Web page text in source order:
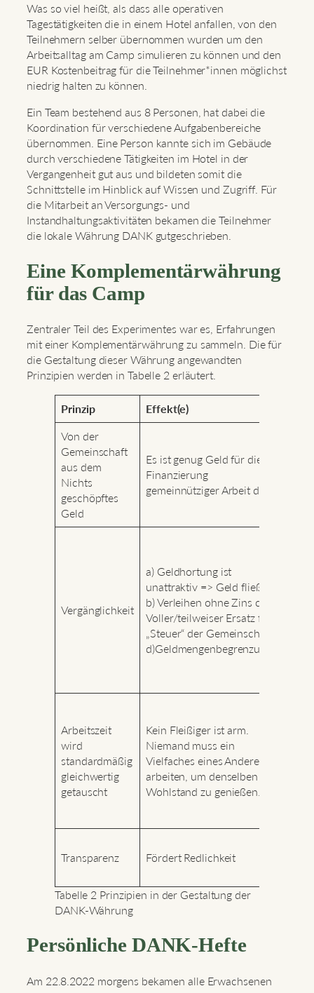
Was so viel heißt, als dass alle operativen
Tagestätigkeiten die in einem Hotel anfallen, von den
Teilnehmern selber übernommen wurden um den
Arbeitsalltag am Camp simulieren zu können und den
EUR Kostenbeitrag für die Teilnehmer*innen möglichst
niedrig halten zu können.
Ein Team bestehend aus 8 Personen, hat dabei die
Koordination für verschiedene Aufgabenbereiche
übernommen. Eine Person kannte sich im Gebäude
durch verschiedene Tätigkeiten im Hotel in der
Vergangenheit gut aus und bildeten somit die
Schnittstelle im Hinblick auf Wissen und Zugriff. Für
die Mitarbeit an Versorgungs- und
Instandhaltungsaktivitäten bekamen die Teilnehmer
die lokale Währung DANK gutgeschrieben.
Eine Komplementärwährung
für das Camp
Zentraler Teil des Experimentes war es, Erfahrungen
mit einer Komplementärwährung zu sammeln. Die für
die Gestaltung dieser Währung angewandten
Prinzipien werden in Tabelle 2 erläutert.
Prinzip Effekt(e)
Von der
Gemeinschaft
aus dem
Nichts
geschöpftes
Geld
Es ist genug Geld für die
Finanzierung
gemeinnütziger Arbeit da
Vergänglichkeit
a) Geldhortung ist
unattraktiv => Geld fließt
b) Verleihen ohne Zins c)
Voller/teilweiser Ersatz für
„Steuer“ der Gemeinschaft
d)Geldmengenbegrenzung
Arbeitszeit
wird
standardmäßig
gleichwertig
getauscht
Kein Fleißiger ist arm.
Niemand muss ein
Vielfaches eines Anderen
arbeiten, um denselben
Wohlstand zu genießen.
Transparenz Fördert Redlichkeit
Tabelle 2 Prinzipien in der Gestaltung der
DANK-Währung
Persönliche DANK-Hefte
Am 22.8.2022 morgens bekamen alle Erwachsenen